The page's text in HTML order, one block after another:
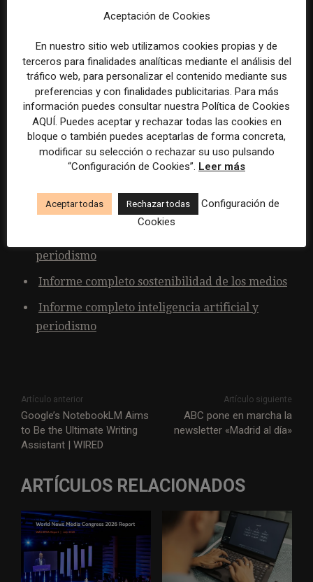
identificar y negociar valores fundamentales, una
evaluación continua del funcionamiento de los
sistemas de IA, la promoción de la experimentación
multidisciplinaria, y una comunicación clara y
transparente de estos procesos al público.
Documentación adicional:
Resumen ejecutivo sostenibilidad de los medios
periodismo
Informe completo sostenibilidad de los medios
Informe completo inteligencia artificial y
periodismo
Artículo anterior
Google’s NotebookLM Aims
to Be the Ultimate Writing
Assistant | WIRED
Artículo siguiente
ABC pone en marcha la
newsletter «Madrid al día»
ARTÍCULOS RELACIONADOS
Aceptación de Cookies
En nuestro sitio web utilizamos cookies propias y de
terceros para finalidades analíticas mediante el análisis del
tráfico web, para personalizar el contenido mediante sus
preferencias y con finalidades publicitarias. Para más
información puedes consultar nuestra Política de Cookies
AQUÍ. Puedes aceptar y rechazar todas las cookies en
bloque o también puedes aceptarlas de forma concreta,
modificar su selección o rechazar su uso pulsando
“Configuración de Cookies”. Leer más
Aceptar todas Rechazar todas
Configuración de
Cookies